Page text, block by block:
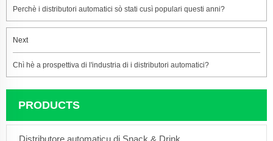
Perchè i distributori automatici sò stati cusì populari questi anni?
Next
Chì hè a prospettiva di l'industria di i distributori automatici?
PRODUCTS
Distributore automaticu di Snack & Drink